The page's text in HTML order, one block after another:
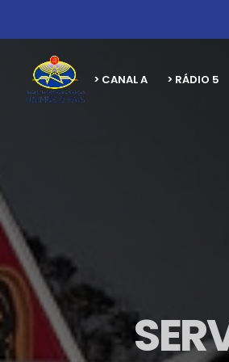
> CANAL A > RÁDIO 5